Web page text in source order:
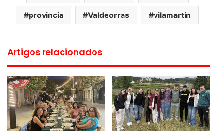
provincia Valdeorras vilamartín
Artigos relacionados